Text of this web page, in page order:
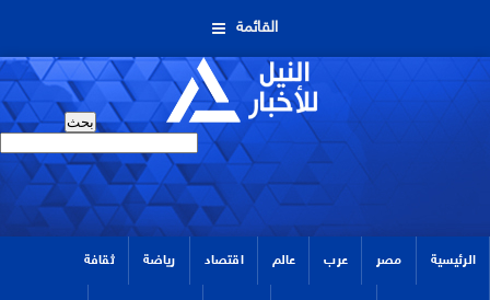
القائمة
الرئيسية مصر عرب عالم اقتصاد رياضة ثقافة